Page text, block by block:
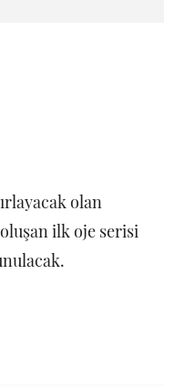
olan
ilk oje serisi